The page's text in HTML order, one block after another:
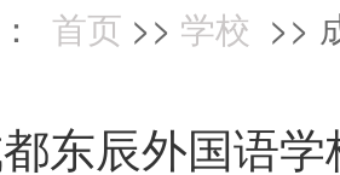
首页 >> 学校 >>
东辰外国语